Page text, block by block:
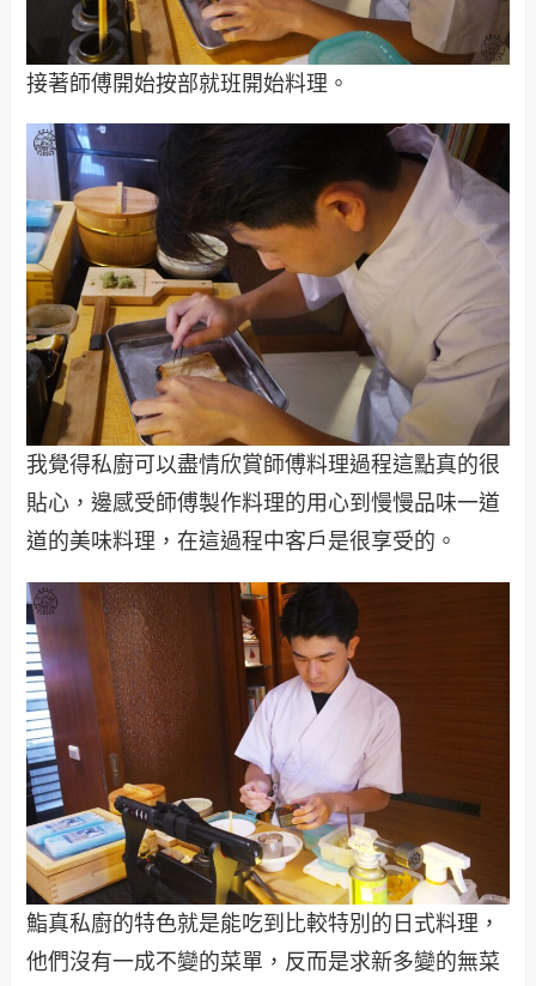
接著師傅開始按部就班開始料理。
我覺得私廚可以盡情欣賞師傅料理過程這點真的很
貼心，邊感受師傅製作料理的用心到慢慢品味一道
道的美味料理，在這過程中客戶是很享受的。
鮨真私廚的特色就是能吃到比較特別的日式料理，
他們沒有一成不變的菜單，反而是求新多變的無菜